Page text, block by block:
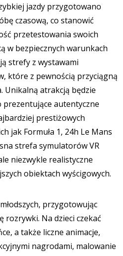
jazdy przygotowano
czasową, co stanowić
przetestowania swoich
w bezpiecznych warunkach
strefy z wystawami
które z pewnością przyciągną
Unikalną atrakcją będzie
autentyczne
prestiżowych
jak Formuła 1, 24h Le Mans
strefa symulatorów VR
niezwykle realistyczne
obiektach wyścigowych.
przygotowując
Na dzieci czekać
a także liczne animacje,
nagrodami, malowanie